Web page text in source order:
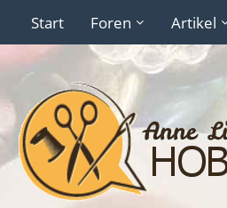
Start Foren Artikel